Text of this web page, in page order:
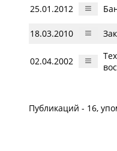
25.01.2012
18.03.2010
02.04.2002
Публикаций - 16,